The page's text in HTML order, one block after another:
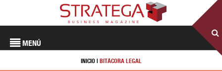
MENÚ
INICIO| BITÁCORA LEGAL